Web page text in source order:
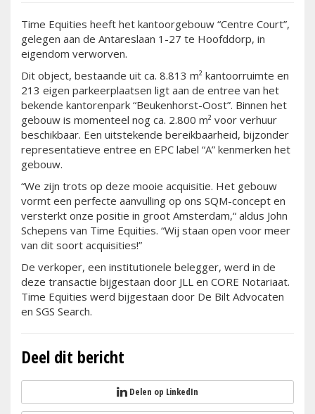
Time Equities heeft het kantoorgebouw “Centre Court”,
gelegen aan de Antareslaan 1-27 te Hoofddorp, in
eigendom verworven.
Dit object, bestaande uit ca. 8.813 m² kantoorruimte en
213 eigen parkeerplaatsen ligt aan de entree van het
bekende kantorenpark “Beukenhorst-Oost”. Binnen het
gebouw is momenteel nog ca. 2.800 m² voor verhuur
beschikbaar. Een uitstekende bereikbaarheid, bijzonder
representatieve entree en EPC label “A” kenmerken het
gebouw.
“We zijn trots op deze mooie acquisitie. Het gebouw
vormt een perfecte aanvulling op ons SQM-concept en
versterkt onze positie in groot Amsterdam,“ aldus John
Schepens van Time Equities. “Wij staan open voor meer
van dit soort acquisities!”
De verkoper, een institutionele belegger, werd in de
deze transactie bijgestaan door JLL en CORE Notariaat.
Time Equities werd bijgestaan door De Bilt Advocaten
en SGS Search.
Deel dit bericht
Delen op LinkedIn